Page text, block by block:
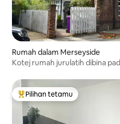
Rumah dalam Merseyside
Kotej rumah jurulatih dibina
Pilihan utama tetamu
Pilihan tetamu